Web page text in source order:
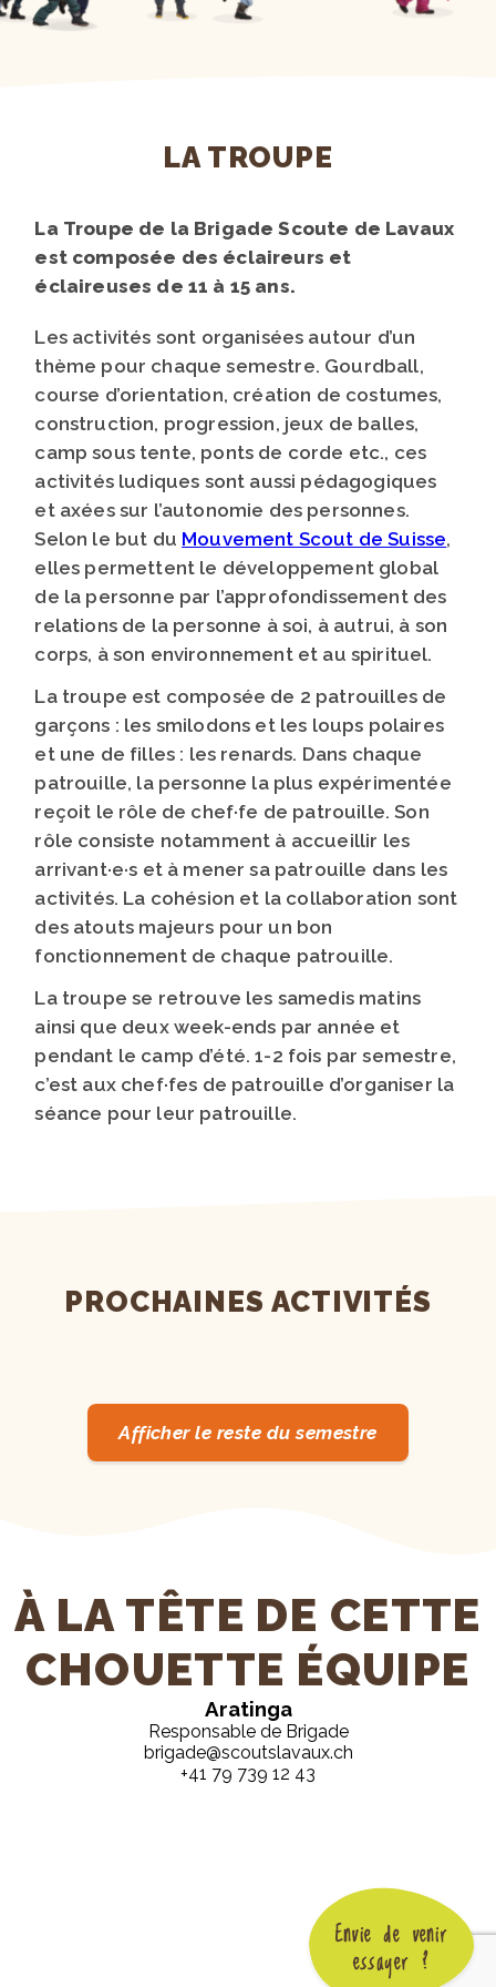
Envie de venir
essayer ?
LA TROUPE
La Troupe de la Brigade Scoute de Lavaux
est composée des éclaireurs et
éclaireuses de 11 à 15 ans.
Les activités sont organisées autour d’un
thème pour chaque semestre. Gourdball,
course d’orientation, création de costumes,
construction, progression, jeux de balles,
camp sous tente, ponts de corde etc., ces
activités ludiques sont aussi pédagogiques
et axées sur l’autonomie des personnes.
Selon le but du Mouvement Scout de Suisse,
elles permettent le développement global
de la personne par l’approfondissement des
relations de la personne à soi, à autrui, à son
corps, à son environnement et au spirituel.
La troupe est composée de 2 patrouilles de
garçons : les smilodons et les loups polaires
et une de filles : les renards. Dans chaque
patrouille, la personne la plus expérimentée
reçoit le rôle de chef·fe de patrouille. Son
rôle consiste notamment à accueillir les
arrivant·e·s et à mener sa patrouille dans les
activités. La cohésion et la collaboration sont
des atouts majeurs pour un bon
fonctionnement de chaque patrouille.
La troupe se retrouve les samedis matins
ainsi que deux week-ends par année et
pendant le camp d’été. 1-2 fois par semestre,
c’est aux chef·fes de patrouille d’organiser la
séance pour leur patrouille.
PROCHAINES ACTIVITÉS
Afficher le reste du semestre
À LA TÊTE DE CETTE
CHOUETTE ÉQUIPE
Aratinga
Responsable de Brigade
brigade@scoutslavaux.ch
+41 79 739 12 43